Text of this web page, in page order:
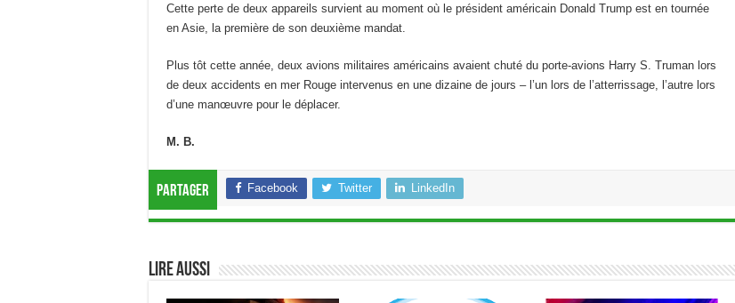
Cette perte de deux appareils survient au moment où le président américain Donald Trump est en tournée
en Asie, la première de son deuxième mandat.
Plus tôt cette année, deux avions militaires américains avaient chuté du porte-avions Harry S. Truman lors
de deux accidents en mer Rouge intervenus en une dizaine de jours – l’un lors de l’atterrissage, l’autre lors
d’une manœuvre pour le déplacer.
M. B.
Partager Facebook Twitter LinkedIn
Lire aussi